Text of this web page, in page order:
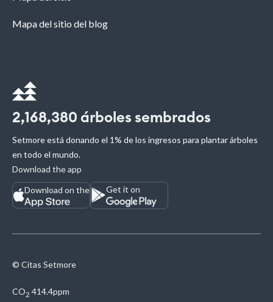
Mapa del sitio del blog
2,168,380 árboles sembrados
Setmore está donando el 1% de los ingresos para plantar árboles
en todo el mundo.
Download the app
Download on the
Get it on
© Citas Setmore
CO2 414.4ppm